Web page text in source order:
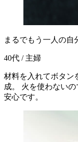
まるでもう一人の自
40代 / 主婦
材料を入れてボタン
成。 火を使わない
安心です。